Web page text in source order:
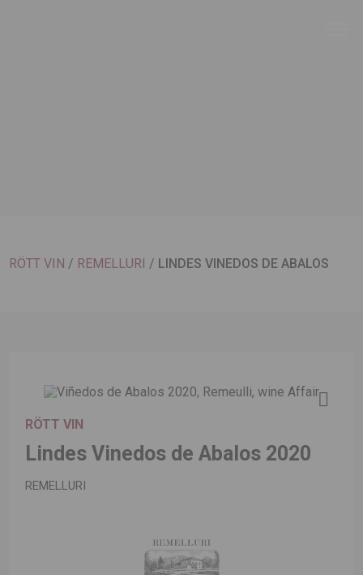
RÖTT VIN / REMELLURI / LINDES VINEDOS DE ABALOS
RÖTT VIN
Lindes Vinedos de Abalos 2020
REMELLURI